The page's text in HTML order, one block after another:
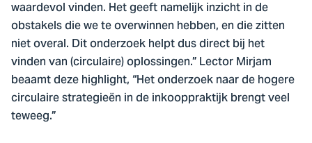
waardevol vinden. Het geeft namelijk inzicht in de
obstakels die we te overwinnen hebben, en die zitten
niet overal. Dit onderzoek helpt dus direct bij het
vinden van (circulaire) oplossingen.” Lector Mirjam
beaamt deze highlight, “Het onderzoek naar de hogere
circulaire strategieën in de inkooppraktijk brengt veel
teweeg.”